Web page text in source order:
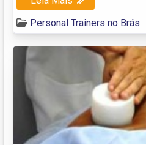
Personal Trainers no Brás